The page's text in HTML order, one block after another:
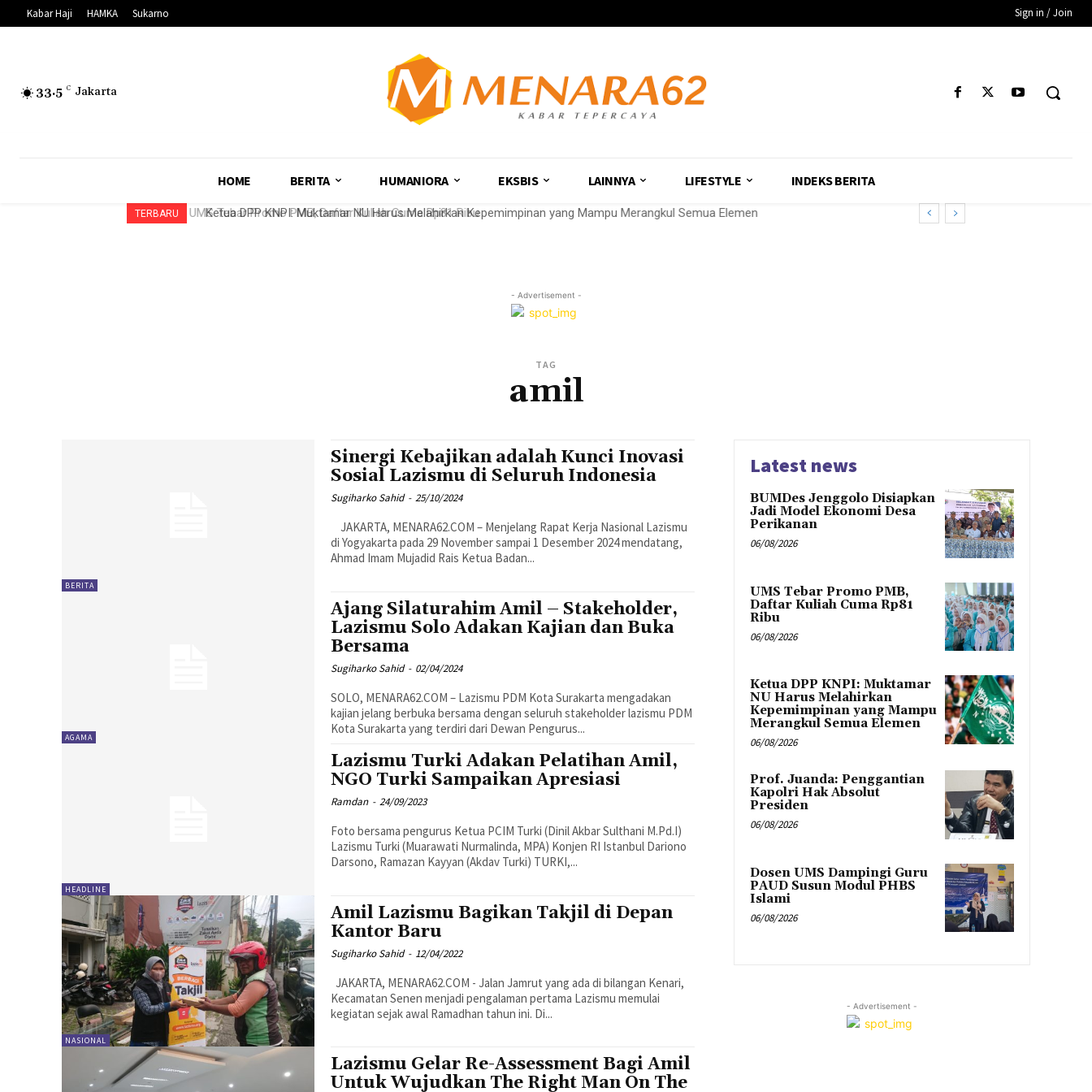
Kabar Haji HAMKA Sukarno Sign in / Join
33.5 C Jakarta
HOME BERITA HUMANIORA EKSBIS LAINNYA LIFESTYLE INDEKS BERITA
TERBARU UMS Tebar Promo PMB, Daftar Kuliah Cuma Rp81 Ribu
Ketua DPP KNPI: Muktamar NU Harus Melahirkan Kepemimpinan yang Mampu Merangkul Semua Elemen
- Advertisement -
TAG
amil
BERITA
Sinergi Kebajikan adalah Kunci Inovasi
Sosial Lazismu di Seluruh Indonesia
Sugiharko Sahid - 25/10/2024
di Yogyakarta pada 29 November sampai 1 Desember 2024 mendatang,
Ahmad Imam Mujadid Rais Ketua Badan...
AGAMA
Ajang Silaturahim Amil – Stakeholder,
Lazismu Solo Adakan Kajian dan Buka
Bersama
Sugiharko Sahid - 02/04/2024
SOLO, MENARA62.COM – Lazismu PDM Kota Surakarta mengadakan
kajian jelang berbuka bersama dengan seluruh stakeholder lazismu PDM
Kota Surakarta yang terdiri dari Dewan Pengurus...
HEADLINE
Lazismu Turki Adakan Pelatihan Amil,
NGO Turki Sampaikan Apresiasi
Ramdan - 24/09/2023
Foto bersama pengurus Ketua PCIM Turki (Dinil Akbar Sulthani M.Pd.I)
Lazismu Turki (Muarawati Nurmalinda, MPA) Konjen RI Istanbul Dariono
Darsono, Ramazan Kayyan (Akdav Turki) TURKI,...
NASIONAL
Amil Lazismu Bagikan Takjil di Depan
Kantor Baru
Sugiharko Sahid - 12/04/2022
JAKARTA, MENARA62.COM - Jalan Jamrut yang ada di bilangan Kenari,
Kecamatan Senen menjadi pengalaman pertama Lazismu memulai
kegiatan sejak awal Ramadhan tahun ini. Di...
Lazismu Gelar Re-Assessment Bagi Amil
Untuk Wujudkan The Right Man On The
Latest news
BUMDes Jenggolo Disiapkan
Jadi Model Ekonomi Desa
Perikanan
06/08/2026
UMS Tebar Promo PMB,
Daftar Kuliah Cuma Rp81
Ribu
06/08/2026
Ketua DPP KNPI: Muktamar
NU Harus Melahirkan
Kepemimpinan yang Mampu
Merangkul Semua Elemen
06/08/2026
Prof. Juanda: Penggantian
Kapolri Hak Absolut
Presiden
06/08/2026
Dosen UMS Dampingi Guru
PAUD Susun Modul PHBS
Islami
06/08/2026
- Advertisement -